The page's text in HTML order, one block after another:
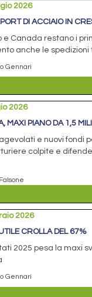
2026
DI ACCIAIO IN
e Canada restano i
anche le
Gennari
2026
MAXI PIANO DA 1,5
e nuovi fondi
colpite e
2026
CROLLA DEL 67%
2025 pesa la maxi
Gennari